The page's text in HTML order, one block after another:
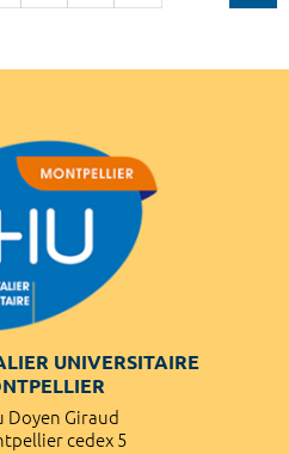
UNIVERSITAIRE
Doyen Giraud
cedex 5